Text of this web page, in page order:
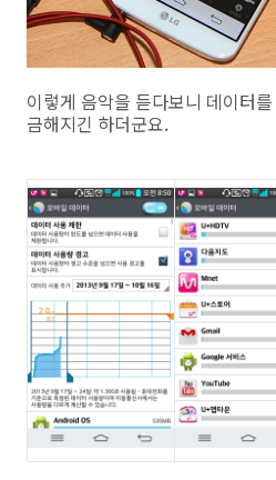
이렇게 음악을 듣다보니 데이터
금해지긴 하더군요.